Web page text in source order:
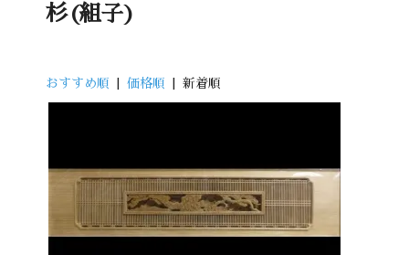
杉(組子)
おすすめ順 価格順 | 新着順